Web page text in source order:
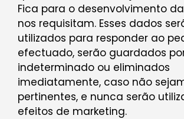
Fica para o desenvolvimento
nos requisitam. Esses dados
utilizados para responder ao
efectuado, serão guardados
indeterminado ou eliminados
imediatamente, caso não
pertinentes, e nunca serão
efeitos de marketing.